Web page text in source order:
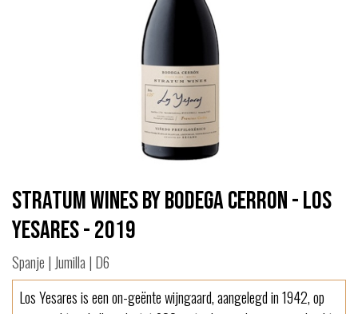
Stratum Wines by Bodega Cerron - Los
Yesares - 2019
Spanje | Jumilla | D6
Los Yesares is een on-geënte wijngaard, aangelegd in 1942, op